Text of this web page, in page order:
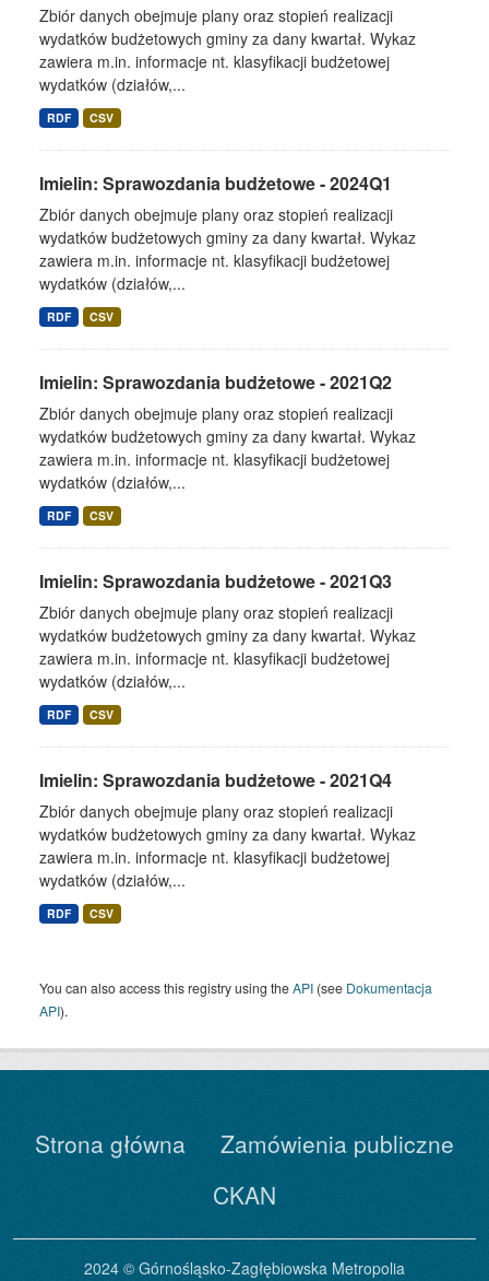
Zbiór danych obejmuje plany oraz stopień realizacji
wydatków budżetowych gminy za dany kwartał. Wykaz
zawiera m.in. informacje nt. klasyfikacji budżetowej
wydatków (działów,...
RDF CSV
Imielin: Sprawozdania budżetowe - 2024Q1
Zbiór danych obejmuje plany oraz stopień realizacji
wydatków budżetowych gminy za dany kwartał. Wykaz
zawiera m.in. informacje nt. klasyfikacji budżetowej
wydatków (działów,...
RDF CSV
Imielin: Sprawozdania budżetowe - 2021Q2
Zbiór danych obejmuje plany oraz stopień realizacji
wydatków budżetowych gminy za dany kwartał. Wykaz
zawiera m.in. informacje nt. klasyfikacji budżetowej
wydatków (działów,...
RDF CSV
Imielin: Sprawozdania budżetowe - 2021Q3
Zbiór danych obejmuje plany oraz stopień realizacji
wydatków budżetowych gminy za dany kwartał. Wykaz
zawiera m.in. informacje nt. klasyfikacji budżetowej
wydatków (działów,...
RDF CSV
Imielin: Sprawozdania budżetowe - 2021Q4
Zbiór danych obejmuje plany oraz stopień realizacji
wydatków budżetowych gminy za dany kwartał. Wykaz
zawiera m.in. informacje nt. klasyfikacji budżetowej
wydatków (działów,...
RDF CSV
You can also access this registry using theAPI (see Dokumentacja
API).
Strona główna
Zamówienia publiczne
CKAN
2024 © Górnośląsko-Zagłębiowska Metropolia